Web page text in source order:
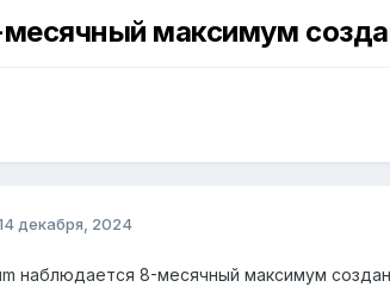
максимум
декабря, 2024
наблюдается 8-месячный максимум